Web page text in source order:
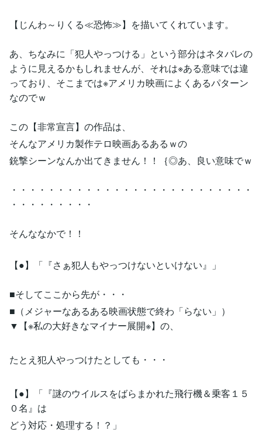
【じんわ～りくる≪恐怖≫】を描いてくれています。
あ、ちなみに「犯人やっつける」という部分はネタバレの
ように見えるかもしれませんが、それは※ある意味では違
っており、そこまでは※アメリカ映画によくあるパターン
なのでｗ
この【非常宣言】の作品は、
そんなアメリカ製作テロ映画あるあるｗの
銃撃シーンなんか出てきません！！｛◎あ、良い意味でｗ
・・・・・・・・・・・・・・・・・・・・・・・・・・
・・・・・・・・・
そんななかで！！
【●】「『さぁ犯人もやっつけないといけない』」
■そしてここから先が・・・
■（メジャーなあるある映画状態で終わ「らない」）
▼【※私の大好きなマイナー展開※】の、
たとえ犯人やっつけたとしても・・・
【●】「『謎のウイルスをばらまかれた飛行機＆乗客１５
０名』は
どう対応・処理する！？」